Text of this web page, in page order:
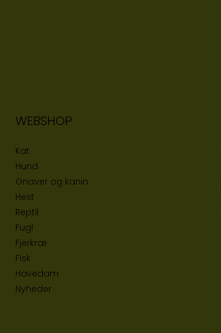
WEBSHOP
Kat
Hund
Gnaver og kanin
Hest
Reptil
Fugl
Fjerkræ
Fisk
Havedam
Nyheder